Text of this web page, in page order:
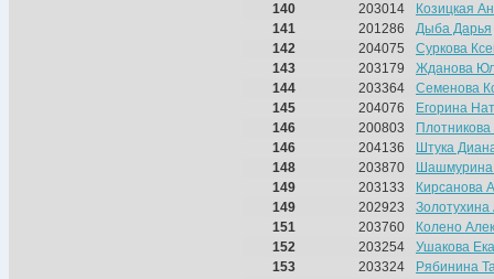
140
203014
Козицкая
141
201286
Дыба Дарья
142
204075
Суркова
143
203179
Жданова
144
203364
Семенова
145
204076
Егорина
146
200803
146
204136
Штука
148
203870
149
203133
Кирсанова
149
202923
Золотухина
151
203760
Колено
152
203254
Ушакова
153
203324 Рябинина